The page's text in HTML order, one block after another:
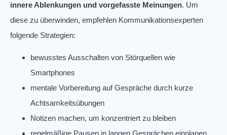
innere Ablenkungen und vorgefasste Meinungen. Um
diese zu überwinden, empfehlen Kommunikationsexperten
folgende Strategien:
bewusstes Ausschalten von Störquellen wie
Smartphones
mentale Vorbereitung auf Gespräche durch kurze
Achtsamkeitsübungen
Notizen machen, um konzentriert zu bleiben